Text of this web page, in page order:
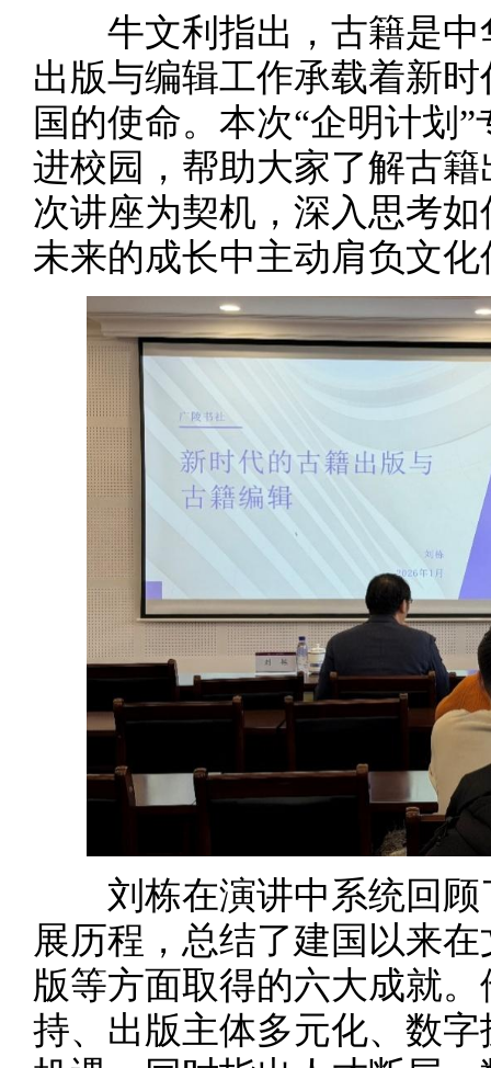
牛文利指出，古籍是中
出版与编辑工作承载着新
国的使命。本次“企明计划
进校园，帮助大家了解古
次讲座为契机，深入思考
未来的成长中主动肩负文
刘栋在演讲中系统回顾
展历程，总结了建国以来
版等方面取得的六大成就
持、出版主体多元化、数